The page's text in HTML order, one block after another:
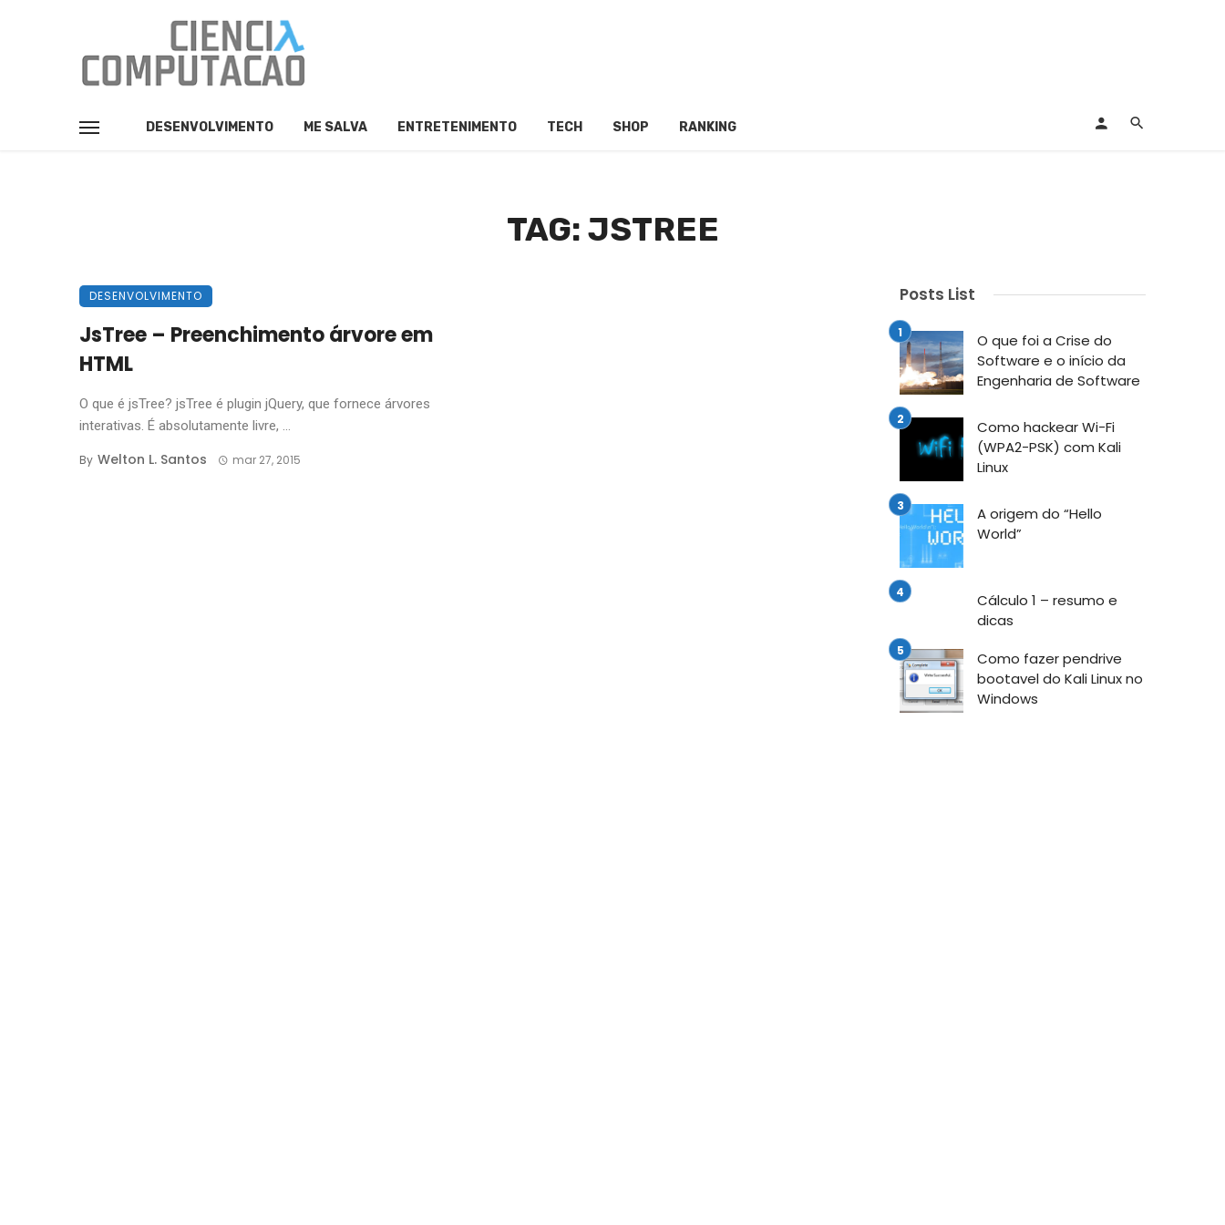
DESENVOLVIMENTO ME SALVA ENTRETENIMENTO TECH SHOP RANKING
TAG: JSTREE
DESENVOLVIMENTO
JsTree – Preenchimento árvore em
HTML
O que é jsTree? jsTree é plugin jQuery, que fornece árvores
interativas. É absolutamente livre, ...
By Welton L. Santos mar 27, 2015
Posts List
O que foi a Crise do
Software e o início da
Engenharia de Software
Como hackear Wi-Fi
(WPA2-PSK) com Kali
Linux
A origem do “Hello
World”
Cálculo 1 – resumo e
dicas
Como fazer pendrive
bootavel do Kali Linux no
Windows